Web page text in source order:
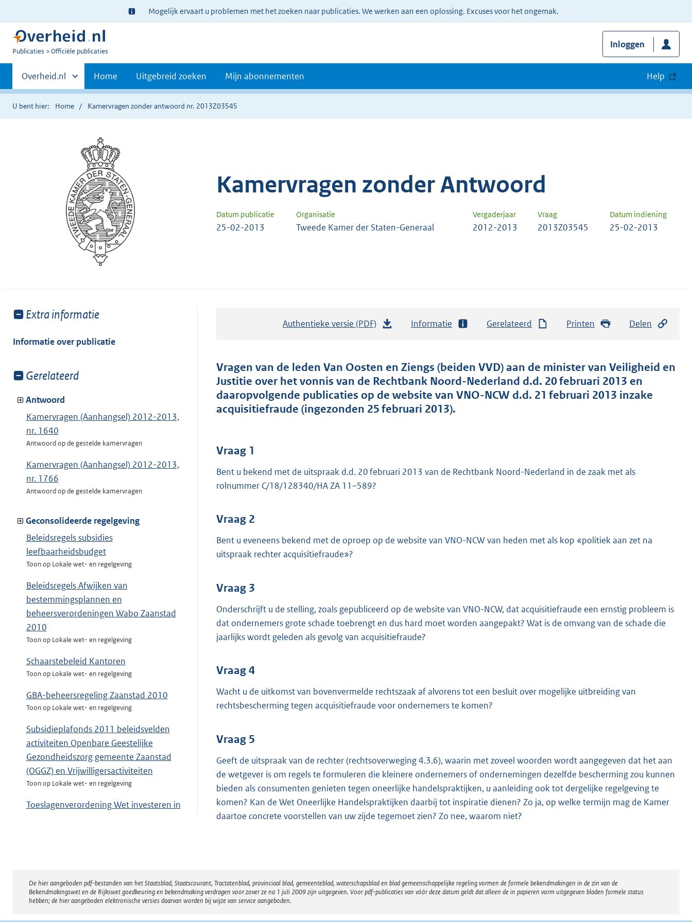
Ter
informatie:
Mogelijk ervaart u problemen met het zoeken naar publicaties. We werken aan een oplossing. Excuses voor het ongemak.
U
Publicaties Officiële publicaties
Inloggen
Primaire
navigatie
Andere
sites
binnen
Overheid.nl Home Uitgebreid zoeken Mijn abonnementen Help
U bent hier: Home Kamervragen zonder antwoord nr. 2013Z03545
Kamervragen zonder Antwoord
Datum publicatie Organisatie Vergaderjaar Vraag Datum indiening
25-02-2013 Tweede Kamer der Staten-Generaal 2012-2013 2013Z03545 25-02-2013
Toon
van:
Extra informatie
Informatie over publicatie
Toon
van:
Gerelateerd
Antwoord
Kamervragen (Aanhangsel) 2012-2013,
nr. 1640
Antwoord op de gestelde kamervragen
Kamervragen (Aanhangsel) 2012-2013,
nr. 1766
Antwoord op de gestelde kamervragen
Geconsolideerde regelgeving
Beleidsregels subsidies
leefbaarheidsbudget
Toon op Lokale wet- en regelgeving
Beleidsregels Afwijken van
bestemmingsplannen en
beheersverordeningen Wabo Zaanstad
2010
Toon op Lokale wet- en regelgeving
Schaarstebeleid Kantoren
Toon op Lokale wet- en regelgeving
GBA-beheersregeling Zaanstad 2010
Toon op Lokale wet- en regelgeving
Subsidieplafonds 2011 beleidsvelden
activiteiten Openbare Geestelijke
Gezondheidszorg gemeente Zaanstad
(OGGZ) en Vrijwilligersactiviteiten
Toon op Lokale wet- en regelgeving
Toeslagenverordening Wet investeren in
Authentieke versie (PDF)
t
a
n
d
o
4
Informatie Gerelateerd Printen Delen
Vragen van de leden Van Oosten en Ziengs (beiden VVD) aan de minister van Veiligheid en
Justitie over het vonnis van de Rechtbank Noord-Nederland d.d. 20 februari 2013 en
daaropvolgende publicaties op de website van VNO-NCW d.d. 21 februari 2013 inzake
acquisitiefraude (ingezonden 25 februari 2013).
Vraag 1
Bent u bekend met de uitspraak d.d. 20 februari 2013 van de Rechtbank Noord-Nederland in de zaak met als
rolnummer C/18/128340/HA ZA 11–589?
Vraag 2
Bent u eveneens bekend met de oproep op de website van VNO-NCW van heden met als kop «politiek aan zet na
uitspraak rechter acquisitiefraude»?
Vraag 3
Onderschrijft u de stelling, zoals gepubliceerd op de website van VNO-NCW, dat acquisitiefraude een ernstig probleem is
dat ondernemers grote schade toebrengt en dus hard moet worden aangepakt? Wat is de omvang van de schade die
jaarlijks wordt geleden als gevolg van acquisitiefraude?
Vraag 4
Wacht u de uitkomst van bovenvermelde rechtszaak af alvorens tot een besluit over mogelijke uitbreiding van
rechtsbescherming tegen acquisitiefraude voor ondernemers te komen?
Vraag 5
Geeft de uitspraak van de rechter (rechtsoverweging 4.3.6), waarin met zoveel woorden wordt aangegeven dat het aan
de wetgever is om regels te formuleren die kleinere ondernemers of ondernemingen dezelfde bescherming zou kunnen
bieden als consumenten genieten tegen oneerlijke handelspraktijken, u aanleiding ook tot dergelijke regelgeving te
komen? Kan de Wet Oneerlijke Handelspraktijken daarbij tot inspiratie dienen? Zo ja, op welke termijn mag de Kamer
daartoe concrete voorstellen van uw zijde tegemoet zien? Zo nee, waarom niet?
Disclaimer
De hier aangeboden pdf-bestanden van het Staatsblad, Staatscourant, Tractatenblad, provinciaal blad, gemeenteblad, waterschapsblad en blad gemeenschappelijke regeling vormen de formele bekendmakingen in de zin van de
Bekendmakingswet en de Rijkswet goedkeuring en bekendmaking verdragen voor zover ze na 1 juli 2009 zijn uitgegeven. Voor pdf-publicaties van vóór deze datum geldt dat alleen de in papieren vorm uitgegeven bladen formele status
hebben; de hier aangeboden elektronische versies daarvan worden bij wijze van service aangeboden.